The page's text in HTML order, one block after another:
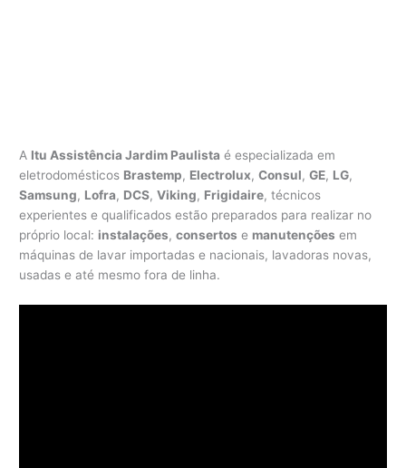
A Itu Assistência Jardim Paulista é especializada em
eletrodomésticos Brastemp, Electrolux,Consul,GE, LG,
Samsung, Lofra, DCS,Viking, Frigidaire, técnicos
experientes e qualificados estão preparados para realizar no
próprio local: instalações,consertos e manutenções em
máquinas de lavar importadas e nacionais, lavadoras novas,
usadas e até mesmo fora de linha.